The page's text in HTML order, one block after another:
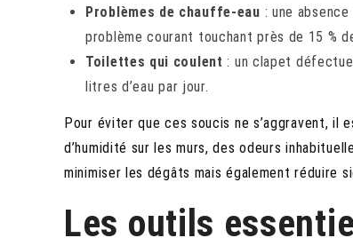
Problèmes de chauffe-eau : une
problème courant touchant près de 15 %
Toilettes qui coulent : un clapet
litres d’eau par jour.
Pour éviter que ces soucis ne s’aggravent,
d’humidité sur les murs, des odeurs
minimiser les dégâts mais également réduire
Les outils